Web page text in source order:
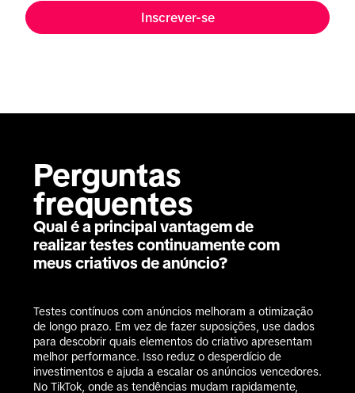
Inscrever-se
Perguntas
frequentes
Qual é a principal vantagem de
realizar testes continuamente com
meus criativos de anúncio?
Testes contínuos com anúncios melhoram a otimização
de longo prazo. Em vez de fazer suposições, use dados
para descobrir quais elementos do criativo apresentam
melhor performance. Isso reduz o desperdício de
investimentos e ajuda a escalar os anúncios vencedores.
No TikTok, onde as tendências mudam rapidamente,